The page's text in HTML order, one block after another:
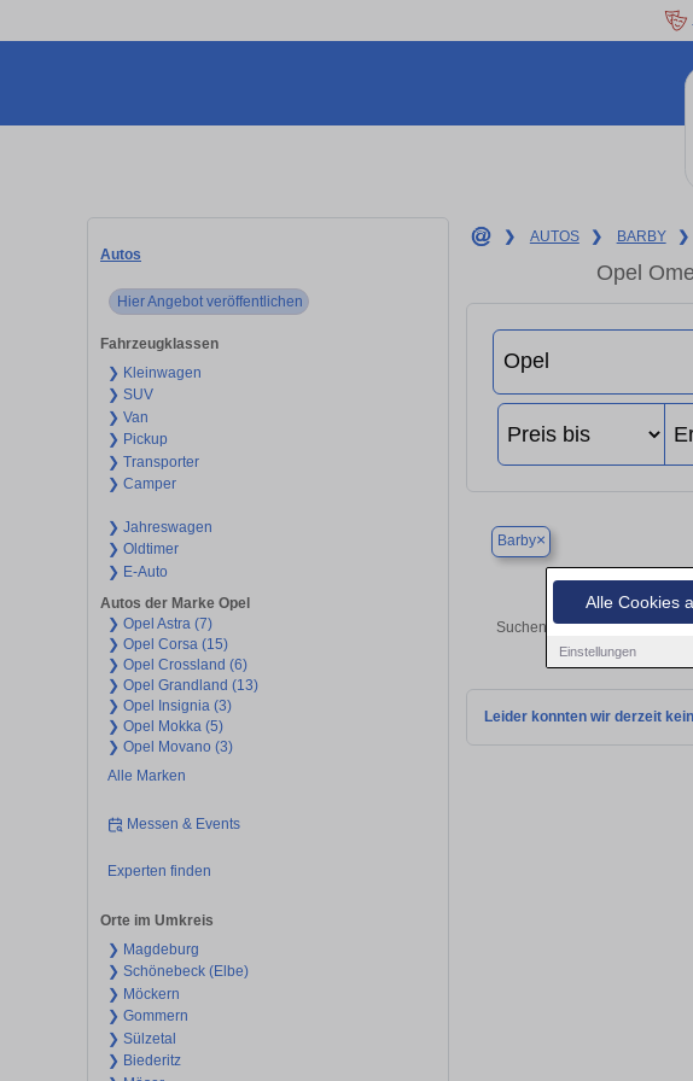
Alle Cookies
Einstellungen
Autos
Hier Angebot veröffentlichen
Fahrzeugklassen
❯ Kleinwagen
❯ SUV
❯ Van
❯ Pickup
❯ Transporter
❯ Camper
❯ Jahreswagen
❯ Oldtimer
❯ E-Auto
Autos der Marke Opel
❯ Opel Astra (7)
❯ Opel Corsa (15)
❯ Opel Crossland (6)
❯ Opel Grandland (13)
❯ Opel Insignia (3)
❯ Opel Mokka (5)
❯ Opel Movano (3)
Alle Marken
Messen & Events
Experten finden
Orte im Umkreis
❯ Magdeburg
❯ Schönebeck (Elbe)
❯ Möckern
❯ Gommern
❯ Sülzetal
❯ Biederitz
❯ AUTOS ❯ BARBY ❯
Opel
Barby×
Suchen Sie in Barby einen
Leider konnten wir derzeit